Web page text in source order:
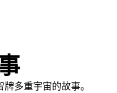
多重宇宙的故事。